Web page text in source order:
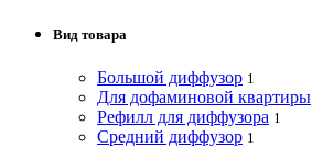
Вид товара
Большой диффузор 1
Для дофаминовой квартиры
Рефилл для диффузора 1
Средний диффузор 1